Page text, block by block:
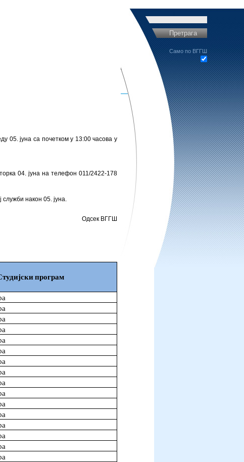
Претрага
Само по ВГГШ
05. јуна са почетком у 13:00 часова у
04. јуна на телефон 011/2422-178
служби након 05. јуна.
Одсек ВГГШ
програм